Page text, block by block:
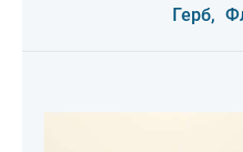
Герб,